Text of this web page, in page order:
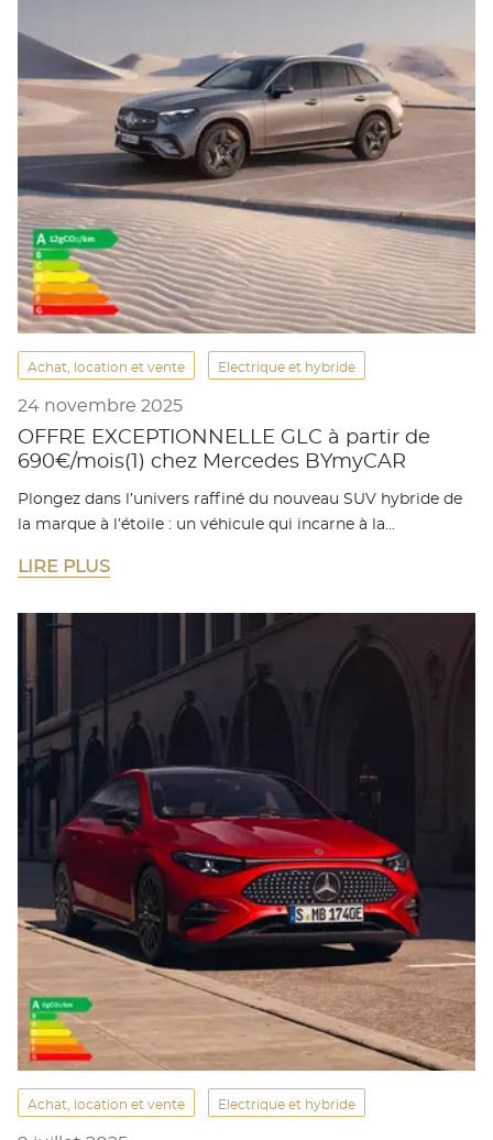
Achat, location et vente Electrique et hybride
24 novembre 2025
OFFRE EXCEPTIONNELLE GLC à partir de
690€/mois(1) chez Mercedes BYmyCAR
Plongez dans l’univers raffiné du nouveau SUV hybride de
la marque à l’étoile : un véhicule qui incarne à la…
LIRE PLUS
Achat, location et vente Electrique et hybride